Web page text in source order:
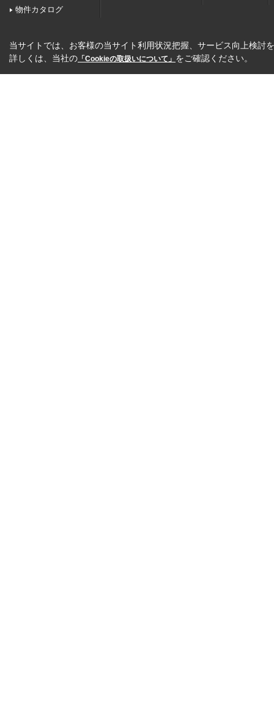
物件カタログ
当サイトでは、お客様の当サイト利用状況把握、サービス向上検討
詳しくは、当社の 「Cookieの取扱いについて」 をご確認ください。